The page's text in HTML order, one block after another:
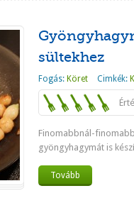
sültekhez
Fogás: Köret Cimkék:
Finomabbnál-
gyöngyhagymát is
Tovább